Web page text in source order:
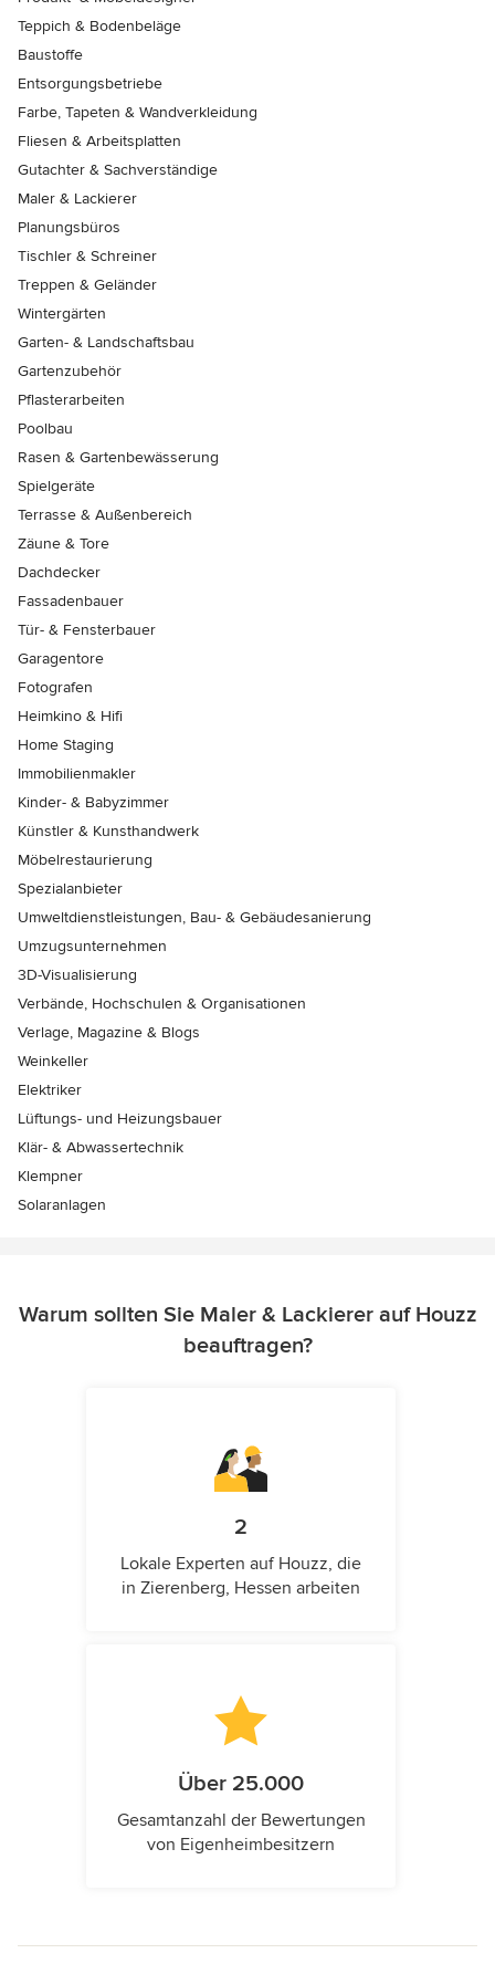
Teppich & Bodenbeläge
Baustoffe
Entsorgungsbetriebe
Farbe, Tapeten & Wandverkleidung
Fliesen & Arbeitsplatten
Gutachter & Sachverständige
Maler & Lackierer
Planungsbüros
Tischler & Schreiner
Treppen & Geländer
Wintergärten
Garten- & Landschaftsbau
Gartenzubehör
Pflasterarbeiten
Poolbau
Rasen & Gartenbewässerung
Spielgeräte
Terrasse & Außenbereich
Zäune & Tore
Dachdecker
Fassadenbauer
Tür- & Fensterbauer
Garagentore
Fotografen
Heimkino & Hifi
Home Staging
Immobilienmakler
Kinder- & Babyzimmer
Künstler & Kunsthandwerk
Möbelrestaurierung
Spezialanbieter
Umweltdienstleistungen, Bau- & Gebäudesanierung
Umzugsunternehmen
3D-Visualisierung
Verbände, Hochschulen & Organisationen
Verlage, Magazine & Blogs
Weinkeller
Elektriker
Lüftungs- und Heizungsbauer
Klär- & Abwassertechnik
Klempner
Solaranlagen
Warum sollten Sie Maler & Lackierer auf Houzz
beauftragen?
2
Lokale Experten auf Houzz, die
in Zierenberg, Hessen arbeiten
Über 25.000
Gesamtanzahl der Bewertungen
von Eigenheimbesitzern